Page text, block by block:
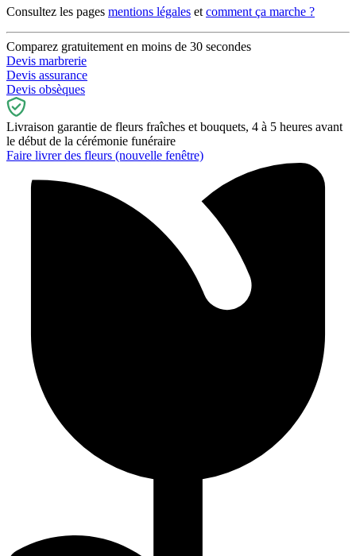
Consultez les pages mentions légales et comment ça marche ?
Comparez gratuitement en moins de 30 secondes
Devis marbrerie
Devis assurance
Devis obsèques
Livraison garantie de fleurs fraîches et bouquets, 4 à 5 heures avant
le début de la cérémonie funéraire
Faire livrer des fleurs (nouvelle fenêtre)